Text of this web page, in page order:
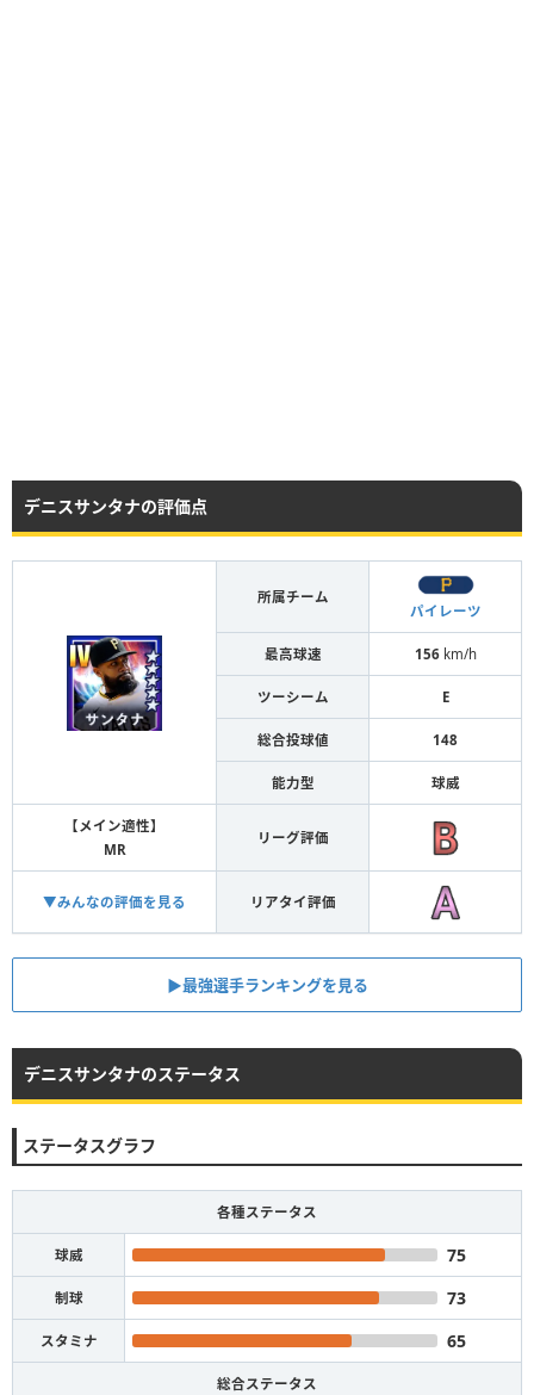
デニスサンタナの評価点
所属チーム
パイレーツ
最高球速 156km/h
ツーシーム E
総合投球値 148
能力型 球威
【メイン適性】
MR
リーグ評価
▼みんなの評価を見る リアタイ評価
▶︎最強選手ランキングを見る
デニスサンタナのステータス
ステータスグラフ
各種ステータス
球威 75
制球 73
スタミナ 65
総合ステータス